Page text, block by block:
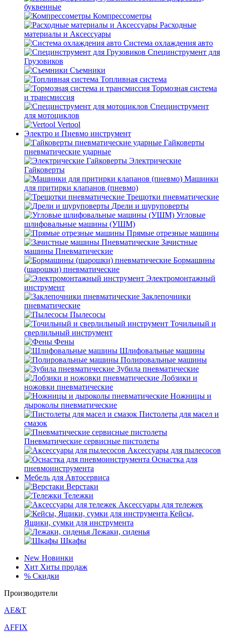
буквенные
Компрессометры
Расходные
материалы и Аксессуары
Система охлаждения авто
Специнструмент для
Грузовиков
Съемники
Топливная система
Тормозная система
и трансмиссия
Специнструмент
для мотоциклов
Vertool
Электро и Пневмо инструмент
Гайковерты
пневматические ударные
Электрические
Гайковерты
Машинки
для притирки клапанов (пневмо)
Трещотки пневматические
Дрели и шуруповерты
Угловые
шлифовальные машины (УШМ)
Прямые отрезные машины
Зачистные
машины Пневматические
Бормашины
(шарошки) пневматические
Электромонтажный
инструмент
Заклепочники
пневматические
Пылесосы
Точильный и
сверлильный инструмент
Фены
Шлифовальные машины
Полировальные машины
Зубила пневматические
Лобзики и
ножовки пневматические
Ножницы и
дыроколы пневматические
Пистолеты для масел и
смазок
Пневматические сервисные пистолеты
Аксессуары для пылесосов
Оснастка для
пневмоинструмента
Мебель для Автосервиса
Верстаки
Тележки
Аксессуары для тележек
Кейсы,
Ящики, сумки для инструмента
Лежаки, сиденья
Шкафы
New Новинки
Хит Хиты продаж
% Скидки
Производители
AE&T
AFFIX